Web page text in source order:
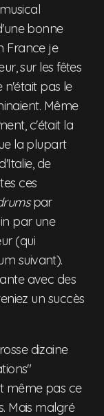
bonne
France je
sur les fêtes
pas le
Même
c'était la
la plupart
de
ces
par
par une
(qui
suivant).
avec des
un succès
dizaine
même pas ce
Mais malgré